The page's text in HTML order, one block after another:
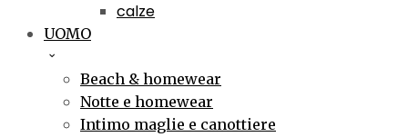
calze
UOMO
Beach & homewear
Notte e homewear
Intimo maglie e canottiere